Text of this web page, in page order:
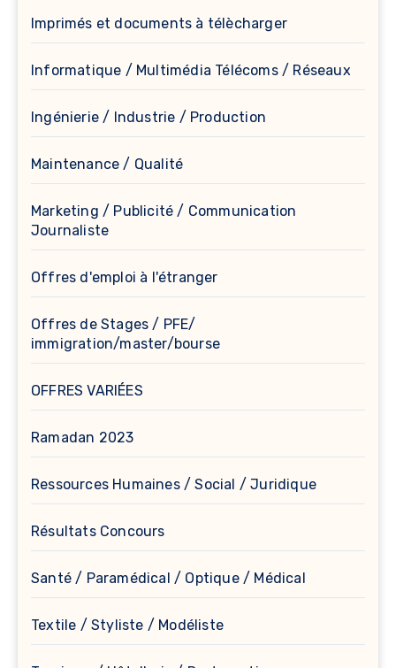
Imprimés et documents à télècharger
Informatique / Multimédia Télécoms / Réseaux
Ingénierie / Industrie / Production
Maintenance / Qualité
Marketing / Publicité / Communication
Journaliste
Offres d'emploi à l'étranger
Offres de Stages / PFE/
immigration/master/bourse
OFFRES VARIÉES
Ramadan 2023
Ressources Humaines / Social / Juridique
Résultats Concours
Santé / Paramédical / Optique / Médical
Textile / Styliste / Modéliste